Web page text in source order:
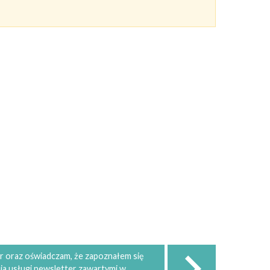
oświadczam, że zapoznałem się